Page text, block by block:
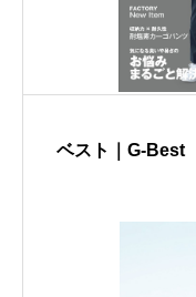
ベスト｜G-Best